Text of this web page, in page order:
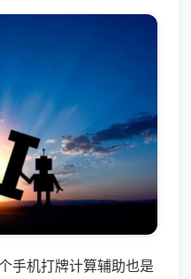
手机打牌计算辅助也是